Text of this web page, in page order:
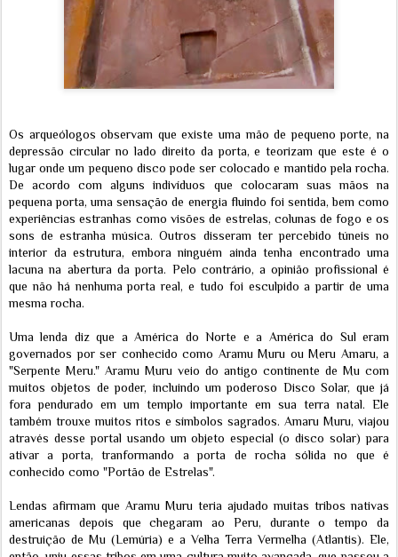
Os arqueólogos observam que existe uma mão de pequeno porte, na
depressão circular no lado direito da porta, e teorizam que este é o
lugar onde um pequeno disco pode ser colocado e mantido pela rocha.
De acordo com alguns indivíduos que colocaram suas mãos na
pequena porta, uma sensação de energia fluindo foi sentida, bem como
experiências estranhas como visões de estrelas, colunas de fogo e os
sons de estranha música. Outros disseram ter percebido túneis no
interior da estrutura, embora ninguém ainda tenha encontrado uma
lacuna na abertura da porta. Pelo contrário, a opinião profissional é
que não há nenhuma porta real, e tudo foi esculpido a partir de uma
mesma rocha.
Uma lenda diz que a América do Norte e a América do Sul eram
governados por ser conhecido como Aramu Muru ou Meru Amaru, a
"Serpente Meru." Aramu Muru veio do antigo continente de Mu com
muitos objetos de poder, incluindo um poderoso Disco Solar, que já
fora pendurado em um templo importante em sua terra natal. Ele
também trouxe muitos ritos e símbolos sagrados. Amaru Muru, viajou
através desse portal usando um objeto especial (o disco solar) para
ativar a porta, tranformando a porta de rocha sólida no que é
conhecido como "Portão de Estrelas".
Lendas afirmam que Aramu Muru teria ajudado muitas tribos nativas
americanas depois que chegaram ao Peru, durante o tempo da
destruição de Mu (Lemúria) e a Velha Terra Vermelha (Atlantis). Ele,